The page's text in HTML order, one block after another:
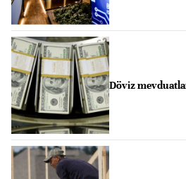
Döviz